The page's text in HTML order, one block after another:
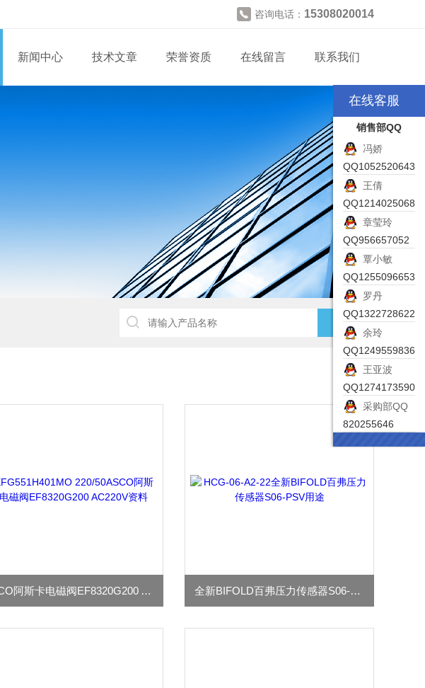
咨询电话： 15308020014
新闻中心 技术文章 荣誉资质 在线留言 联系我们
ASCO阿斯卡电磁阀EF8320G200 AC220V资料 全新BIFOLD百弗压力传感器S06-PSV用途
在线客服
销售部QQ
冯娇
QQ1052520643
王倩
QQ1214025068
章莹玲
QQ956657052
覃小敏
QQ1255096653
罗丹
QQ1322728622
余玲
QQ1249559836
王亚波
QQ1274173590
采购部QQ
820255646